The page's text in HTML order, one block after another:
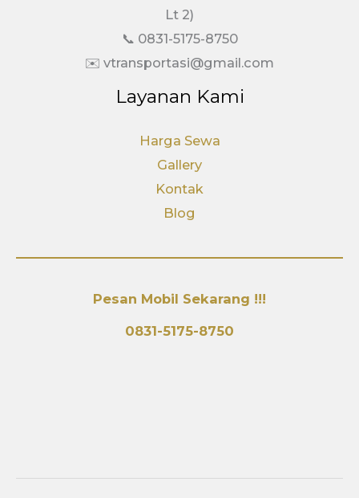
Lt 2)
📞 0831-5175-8750
✉️ vtransportasi@gmail.com
Layanan Kami
Harga Sewa
Gallery
Kontak
Blog
Pesan Mobil Sekarang !!!
0831-5175-8750